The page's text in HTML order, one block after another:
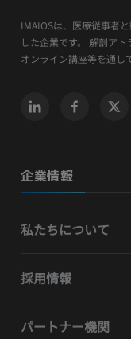
IMAIOSは、医療従事者
した企業です。 解剖ア
オンライン講座等を通し
企業情報
私たちについて
採用情報
パートナー機関